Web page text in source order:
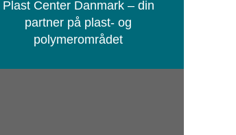
Plast Center Danmark – din
partner på plast- og
polymerområdet